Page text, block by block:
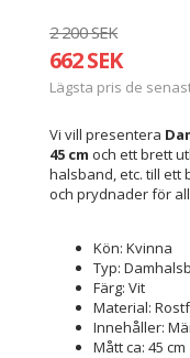
2 200 SEK
662 SEK
Lägsta pris de
Vi vill presentera
45 cm och ett brett
halsband, etc. till ett
och prydnader för
Kön: Kvinna
Typ:
Färg: Vit
Material:
Innehåller:
Mått ca: 45 cm